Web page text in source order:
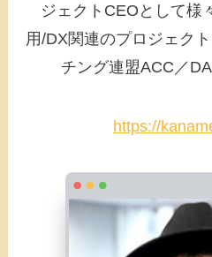
ジェクトCEOとして様
用/DX関連のプロジェク
チング連盟ACC／
https://